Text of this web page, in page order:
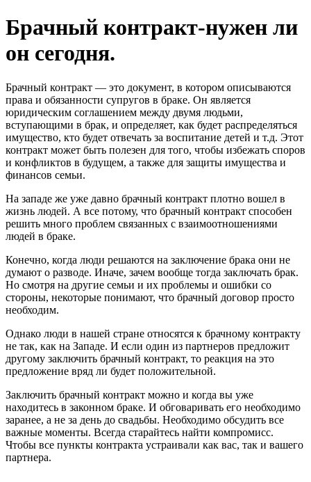
Перейти
к
Брачный контракт-нужен ли
он сегодня.
Брачный контракт — это документ, в котором описываются
права и обязанности супругов в браке. Он является
юридическим соглашением между двумя людьми,
вступающими в брак, и определяет, как будет распределяться
имущество, кто будет отвечать за воспитание детей и т.д. Этот
контракт может быть полезен для того, чтобы избежать споров
и конфликтов в будущем, а также для защиты имущества и
финансов семьи.
На западе же уже давно брачный контракт плотно вошел в
жизнь людей. А все потому, что брачный контракт способен
решить много проблем связанных с взаимоотношениями
людей в браке.
Конечно, когда люди решаются на заключение брака они не
думают о разводе. Иначе, зачем вообще тогда заключать брак.
Но смотря на другие семьи и их проблемы и ошибки со
стороны, некоторые понимают, что брачный договор просто
необходим.
Однако люди в нашей стране относятся к брачному контракту
не так, как на Западе. И если один из партнеров предложит
другому заключить брачный контракт, то реакция на это
предложение вряд ли будет положительной.
Заключить брачный контракт можно и когда вы уже
находитесь в законном браке. И обговаривать его необходимо
заранее, а не за день до свадьбы. Необходимо обсудить все
важные моменты. Всегда старайтесь найти компромисс.
Чтобы все пункты контракта устраивали как вас, так и вашего
партнера.